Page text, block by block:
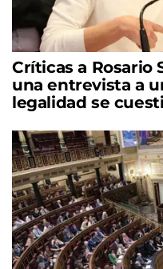
Críticas a Rosario
una entrevista a
legalidad se